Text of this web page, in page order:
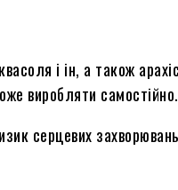
і ін, а також
виробляти самостійно.
серцевих